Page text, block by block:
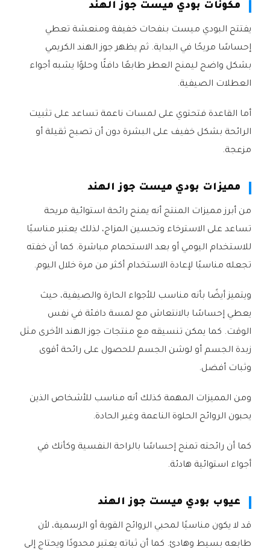
مكونات بودي ميست جوز الهند
يفتتح البودي ميست بنفحات خفيفة ومنعشة تعطي
إحساسًا مريحًا في البداية. ثم يظهر جوز الهند الكريمي
بشكل واضح ليمنح العطر طابعًا دافئًا وحلوًا يشبه أجواء
العطلات الصيفية.
أما القاعدة فتحتوي على لمسات ناعمة تساعد على تثبيت
الرائحة بشكل خفيف على البشرة دون أن تصبح ثقيلة أو
مزعجة.
مميزات بودي ميست جوز الهند
من أبرز مميزات المنتج أنه يمنح رائحة استوائية مريحة
تساعد على الاسترخاء وتحسين المزاج، لذلك يعتبر مناسبًا
للاستخدام اليومي أو بعد الاستحمام مباشرة. كما أن خفته
تجعله مناسبًا لإعادة الاستخدام أكثر من مرة خلال اليوم.
ويتميز أيضًا بأنه مناسب للأجواء الحارة والصيفية، حيث
يعطي إحساسًا بالانتعاش مع لمسة دافئة في نفس
الوقت. كما يمكن تنسيقه مع منتجات جوز الهند الأخرى مثل
زبدة الجسم أو لوشن الجسم للحصول على رائحة أقوى
وثبات أفضل.
ومن المميزات المهمة كذلك أنه مناسب للأشخاص الذين
يحبون الروائح الحلوة الناعمة وغير الحادة.
كما أن رائحته تمنح إحساسًا بالراحة النفسية وكأنك في
أجواء استوائية هادئة.
عيوب بودي ميست جوز الهند
قد لا يكون مناسبًا لمحبي الروائح القوية أو الرسمية، لأن
طابعه بسيط وهادئ. كما أن ثباته يعتبر محدودًا ويحتاج إلى